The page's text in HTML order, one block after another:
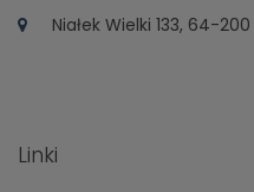
Niałek Wielki 133, 64-
Linki